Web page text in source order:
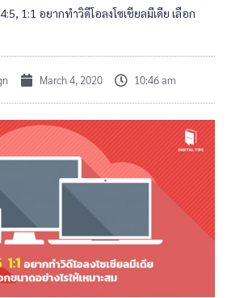
1:1 อยากทำวิดีโอลงโซเชียลมีเดีย เลือก
March 4, 2020 10:46 am